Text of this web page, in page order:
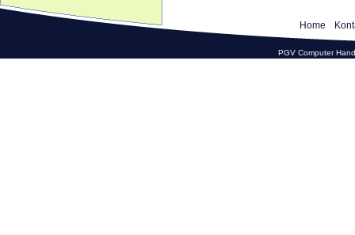
Home
PGV Computer